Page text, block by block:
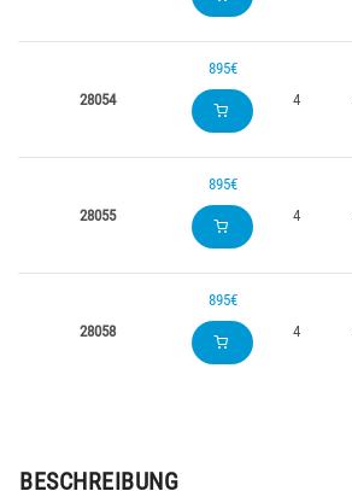
28054
895€
4
28055
895€
4
28058
895€
4
BESCHREIBUNG